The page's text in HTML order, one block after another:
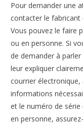
Pour demander une
contacter le fabricant
Vous pouvez le faire
ou en personne. Si
de demander à parler
leur expliquer
courrier électronique,
informations
et le numéro de série
en personne,